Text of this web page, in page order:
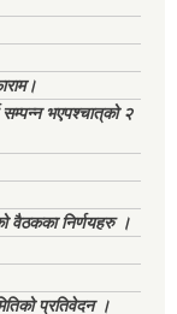
सम्पन्न भएपश्चात्‌को २
वैठकका निर्णयहरु ।
प्रतिवेदन ।